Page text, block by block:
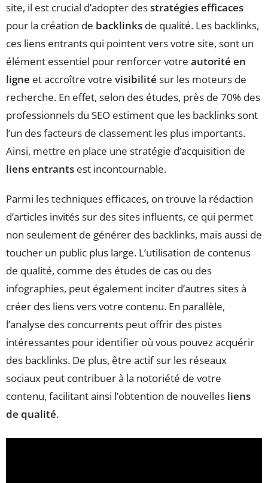
site, il est crucial d’adopter desstratégies efficaces
pour la création de backlinks de qualité. Les backlinks,
ces liens entrants qui pointent vers votre site, sont un
élément essentiel pour renforcer votre autorité en
ligne et accroître votre visibilité sur les moteurs de
recherche. En effet, selon des études, près de 70% des
professionnels du SEO estiment que les backlinks sont
l’un des facteurs de classement les plus importants.
Ainsi, mettre en place une stratégie d’acquisition de
liens entrants est incontournable.
Parmi les techniques efficaces, on trouve la rédaction
d’articles invités sur des sites influents, ce qui permet
non seulement de générer des backlinks, mais aussi de
toucher un public plus large. L’utilisation de contenus
de qualité, comme des études de cas ou des
infographies, peut également inciter d’autres sites à
créer des liens vers votre contenu. En parallèle,
l’analyse des concurrents peut offrir des pistes
intéressantes pour identifier où vous pouvez acquérir
des backlinks. De plus, être actif sur les réseaux
sociaux peut contribuer à la notoriété de votre
contenu, facilitant ainsi l’obtention de nouvelles liens
de qualité.